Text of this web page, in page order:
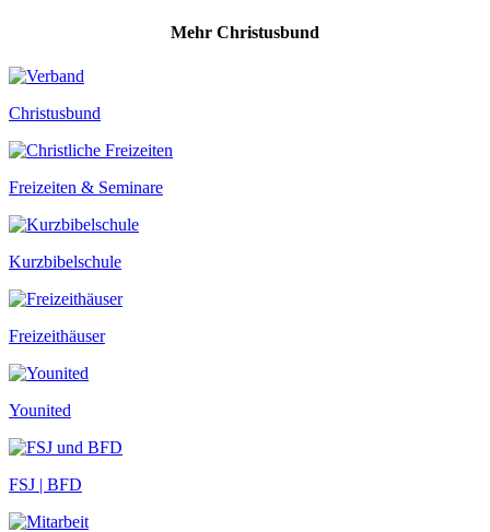
Mehr Christusbund
Christusbund
Freizeiten & Seminare
Kurzbibelschule
Freizeithäuser
Younited
FSJ | BFD